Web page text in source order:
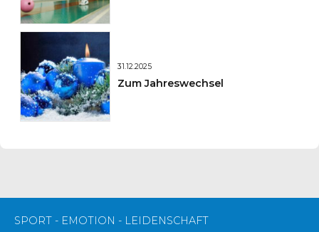
31.12.2025
Zum Jahreswechsel
SPORT - EMOTION - LEIDENSCHAFT